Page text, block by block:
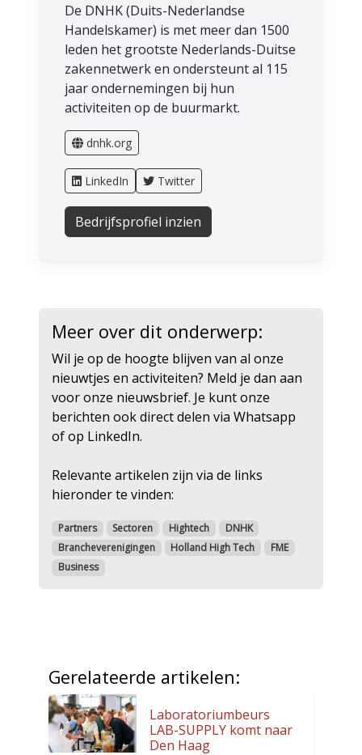
De DNHK (Duits-Nederlandse
Handelskamer) is met meer dan 1500
leden het grootste Nederlands-Duitse
zakennetwerk en ondersteunt al 115
jaar ondernemingen bij hun
activiteiten op de buurmarkt.
dnhk.org
LinkedIn Twitter
Bedrijfsprofiel inzien
Meer over dit onderwerp:
Wil je op de hoogte blijven van al onze
nieuwtjes en activiteiten? Meld je dan aan
voor onze nieuwsbrief. Je kunt onze
berichten ook direct delen via Whatsapp
of op LinkedIn.
Relevante artikelen zijn via de links
hieronder te vinden:
Partners Sectoren Hightech
DNHK
Brancheverenigingen
Holland High Tech
FME
Business
Gerelateerde artikelen:
Laboratoriumbeurs
LAB-SUPPLY komt naar
Den Haag